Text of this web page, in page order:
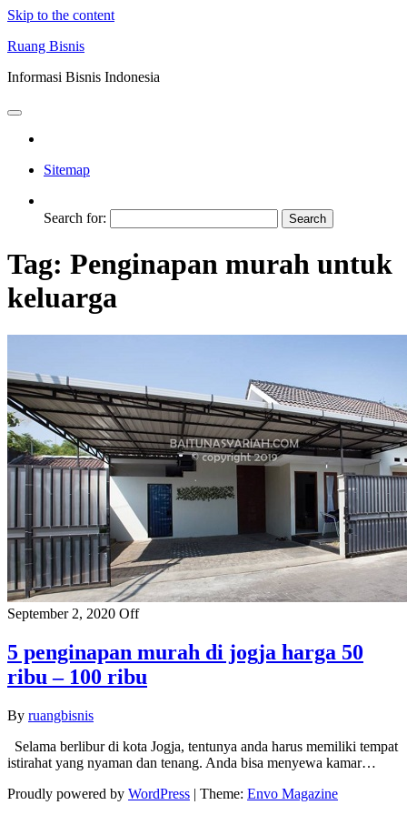
Skip to the content
Ruang Bisnis
Informasi Bisnis Indonesia
Sitemap
Search for:
Tag: Penginapan murah untuk
keluarga
September 2, 2020 Off
5 penginapan murah di jogja harga 50
ribu – 100 ribu
By ruangbisnis
Selama berlibur di kota Jogja, tentunya anda harus memiliki tempat
istirahat yang nyaman dan tenang. Anda bisa menyewa kamar…
Proudly powered by WordPress | Theme: Envo Magazine